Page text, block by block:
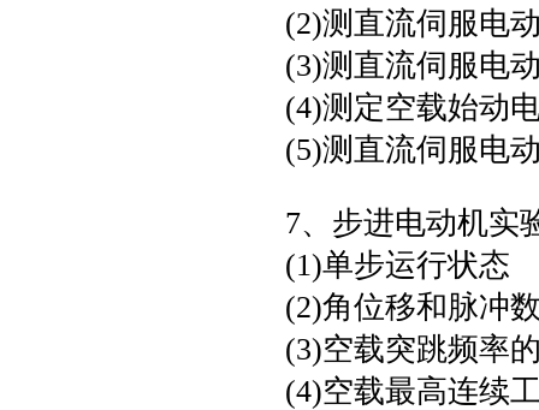
(2)测直流伺服电
(3)测直流伺服电
(4)测定空载始动
(5)测直流伺服电
7、步进电动机实
(1)单步运行状态
(2)角位移和脉冲
(3)空载突跳频率
(4)空载最高连续